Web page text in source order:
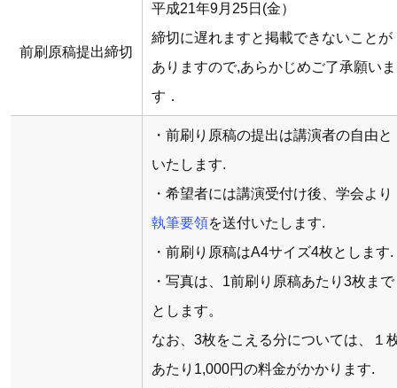
前刷原稿提出締切
平成21年9月25日(金）
締切に遅れますと掲載できないことが
ありますので,あらかじめご了承願いま
す．
・前刷り原稿の提出は講演者の自由と
いたします.
・希望者には講演受付け後、学会より
執筆要領を送付いたします.
・前刷り原稿はA4サイズ4枚とします.
・写真は、1前刷り原稿あたり3枚まで
とします。
なお、3枚をこえる分については、１
あたり1,000円の料金がかかります.